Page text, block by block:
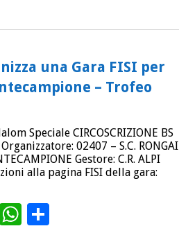
una Gara FISI per
– Trofeo
Speciale CIRCOSCRIZIONE BS
02407 – S.C. RONGAI
Gestore: C.R. ALPI
alla pagina FISI della gara:
WhatsApp
Condividi